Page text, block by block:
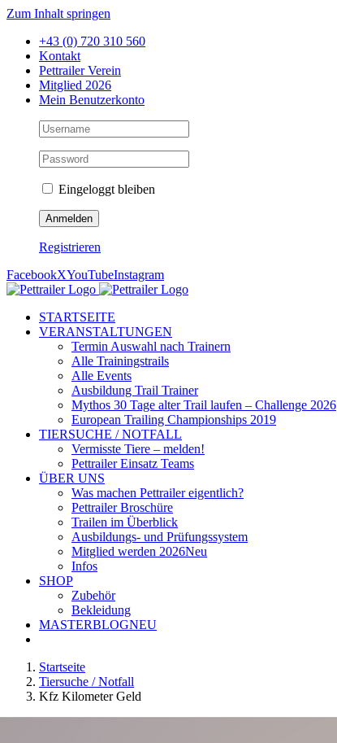
Zum Inhalt springen
+43 (0) 720 310 560
Kontakt
Pettrailer Verein
Mitglied 2026
Mein Benutzerkonto
Eingeloggt bleiben
Registrieren
FacebookXYouTubeInstagram
STARTSEITE
VERANSTALTUNGEN
Termin Auswahl nach Trainern
Alle Trainingstrails
Alle Events
Ausbildung Trail Trainer
Mythos 30 Tage alter Trail laufen – Challenge 2026
European Trailing Championships 2019
TIERSUCHE / NOTFALL
Vermisste Tiere – melden!
Pettrailer Einsatz Teams
ÜBER UNS
Was machen Pettrailer eigentlich?
Pettrailer Broschüre
Trailen im Überblick
Ausbildungs- und Prüfungssystem
Mitglied werden 2026Neu
Infos
SHOP
Zubehör
Bekleidung
MASTERBLOGNEU
Startseite
Tiersuche / Notfall
Kfz Kilometer Geld